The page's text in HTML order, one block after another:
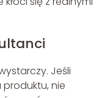
Jeśli
nie